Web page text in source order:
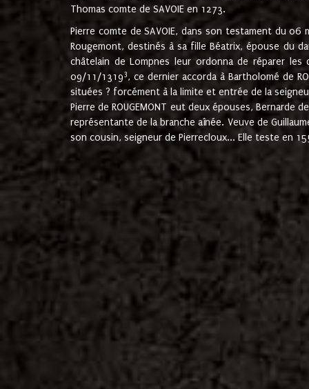
Thomas comte de SAVOIE en 1273.
Pierre comte de SAVOIE, dans son testament du
Rougemont, destinés à sa fille Béatrix, épouse du
châtelain de Lompnes leur ordonna de réparer les
09/11/13193, ce dernier accorda à Bartholomé de
situées ? forcément à la limite et entrée de la
Pierre de ROUGEMONT eut deux épouses, Bernarde
représentante de la branche aînée. Veuve de
son cousin, seigneur de Pierrecloux... Elle teste en